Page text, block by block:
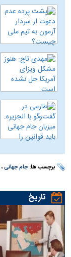
برچسب ها:جام جهانی،
تاریخ